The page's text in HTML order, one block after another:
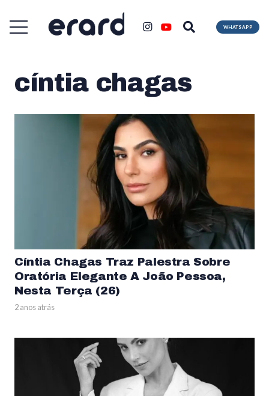
WHATSAPP
cíntia chagas
Cíntia Chagas Traz Palestra Sobre
Oratória Elegante A João Pessoa,
Nesta Terça (26)
2 anos atrás